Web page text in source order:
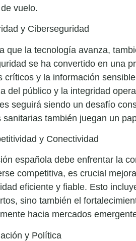
vuelo.
y Ciberseguridad
que la tecnología avanza,
se ha convertido en una
críticos y la información
del público y la integridad
seguirá siendo un desafío
sanitarias también juegan un
y Conectividad
española debe enfrentar la
competitiva, es crucial
eficiente y fiable. Esto
sino también el
hacia mercados
y Política